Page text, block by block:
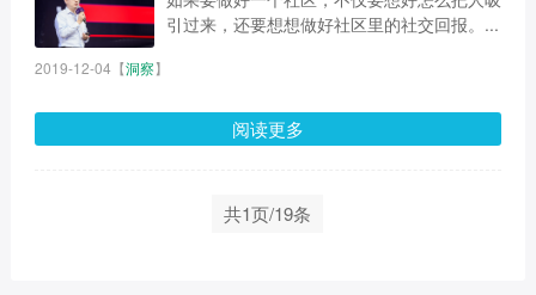
引过来，还要想想做好社区里的社交回报。...
2019-12-04 【洞察】
阅读更多
共1页/19条